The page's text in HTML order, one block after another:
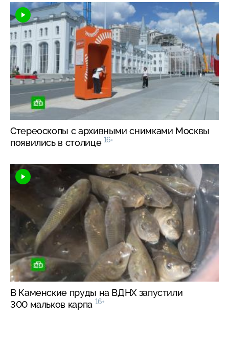
Стереоскопы с архивными снимками Москвы
появились в столице 16+
В Каменские пруды на ВДНХ запустили
300 мальков карпа 16+